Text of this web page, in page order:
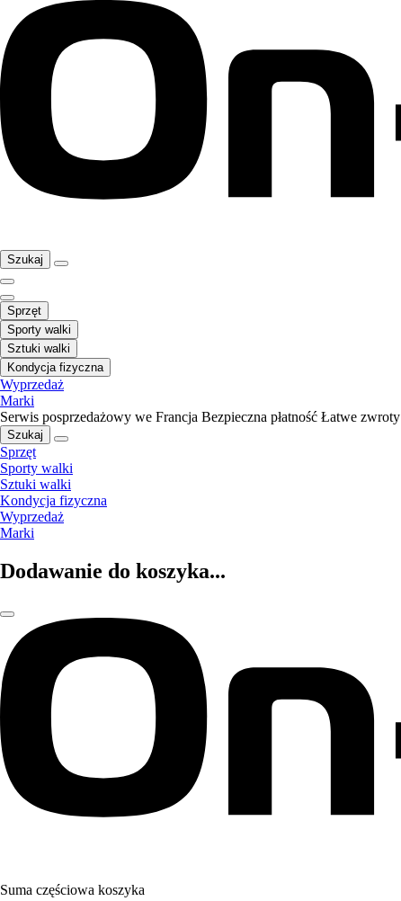
Szukaj
Sprzęt
Sporty walki
Sztuki walki
Kondycja fizyczna
Wyprzedaż
Marki
Serwis posprzedażowy we Francja Bezpieczna płatność Łatwe zwroty
Szukaj
Sprzęt
Sporty walki
Sztuki walki
Kondycja fizyczna
Wyprzedaż
Marki
Dodawanie do koszyka...
Suma częściowa koszyka